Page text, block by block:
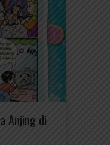
Anjing di